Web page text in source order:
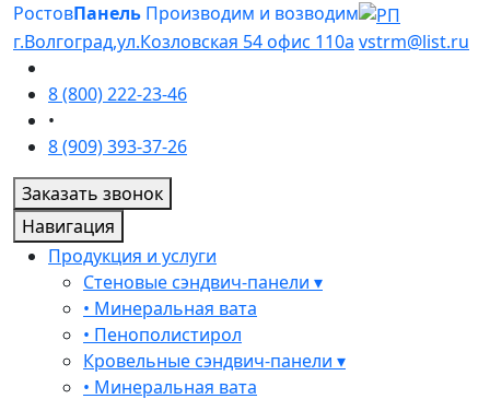
РостовПанель Производим и возводим
г.Волгоград,ул.Козловская 54 офис 110а vstrm@list.ru
8 (800) 222-23-46
•
8 (909) 393-37-26
Заказать звонок
Навигация
Продукция и услуги
Стеновые сэндвич-панели ▾
• Минеральная вата
• Пенополистирол
Кровельные сэндвич-панели ▾
• Минеральная вата